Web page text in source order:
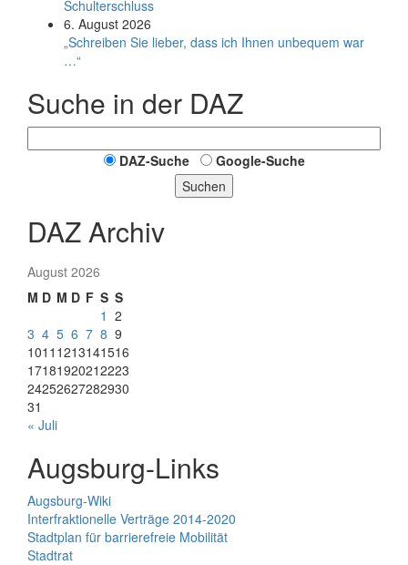
Schulterschluss
6. August 2026
„Schreiben Sie lieber, dass ich Ihnen unbequem war
…“
Suche in der DAZ
DAZ-Suche
Google-Suche
Suchen
DAZ Archiv
August 2026
M D M D F S S
1 2
3 4 5 6 7 8 9
1011 1213141516
17181920212223
24252627282930
31
« Juli
Augsburg-Links
Augsburg-Wiki
Interfraktionelle Verträge 2014-2020
Stadtplan für barrierefreie Mobilität
Stadtrat